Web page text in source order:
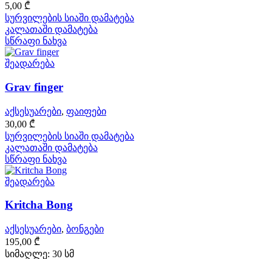
5,00 ₾
სურვილების სიაში დამატება
კალათაში დამატება
სწრაფი ნახვა
შეადარება
Grav finger
აქსესუარები, ფაიფები
30,00 ₾
სურვილების სიაში დამატება
კალათაში დამატება
სწრაფი ნახვა
შეადარება
Kritcha Bong
აქსესუარები, ბონგები
195,00 ₾
სიმაღლე: 30 სმ